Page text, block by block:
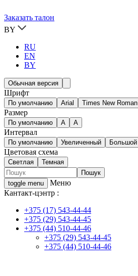
Заказать талон
BY
RU
EN
BY
Обычная версия
Шрифт
По умолчанию Arial Times New Roman
Размер
По умолчанию A A
Интервал
По умолчанию Увеличенный Большой
Цветовая схема
Светлая Темная
toggle menu
Меню
Кантакт-цэнтр :
+375 (17) 543-44-44
+375 (29) 543-44-45
+375 (44) 510-44-46
+375 (29) 543-44-45
+375 (44) 510-44-46